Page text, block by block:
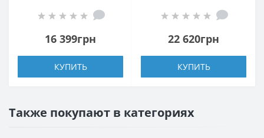
16 399грн
КУПИТЬ
22 620грн
КУПИТЬ
Также покупают в категориях